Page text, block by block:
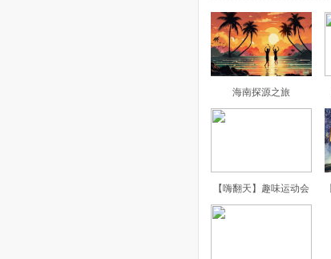
海南探源之旅
【嗨翻天】趣味运动会